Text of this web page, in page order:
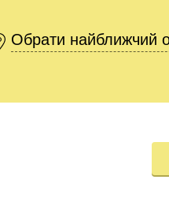
Обрати найближчий
Обрати найближчий